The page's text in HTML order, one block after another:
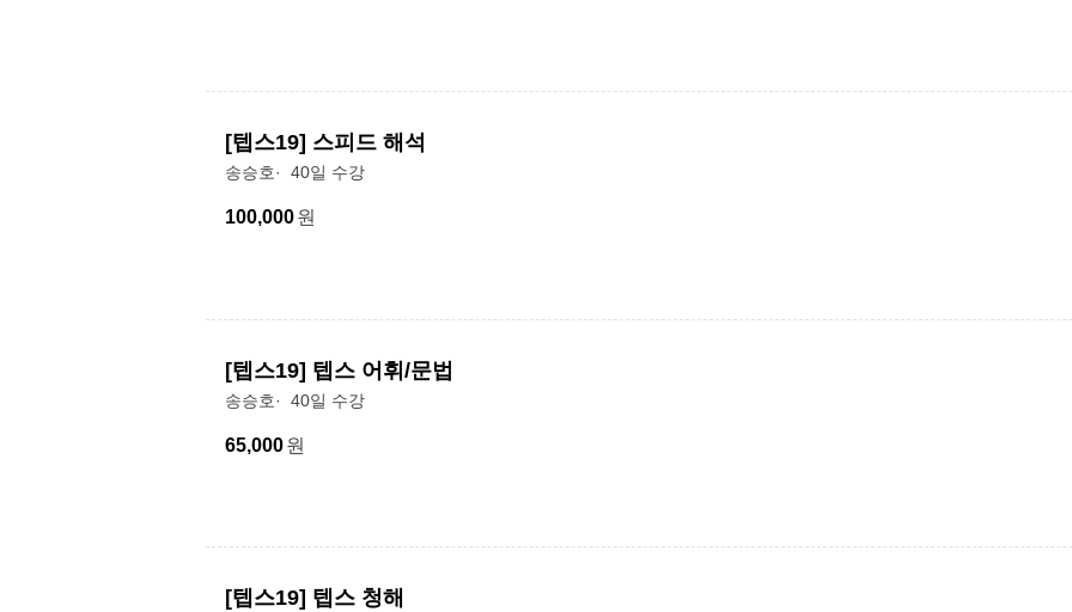
[텝스19] 스피드 해석
송승호 40일 수강
100,000원
[텝스19] 텝스 어휘/문법
송승호 40일 수강
65,000원
[텝스19] 텝스 청해